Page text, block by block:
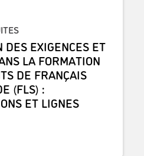
EXIGENCES ET
LA FORMATION
DE FRANÇAIS
(FLS) :
ET LIGNES